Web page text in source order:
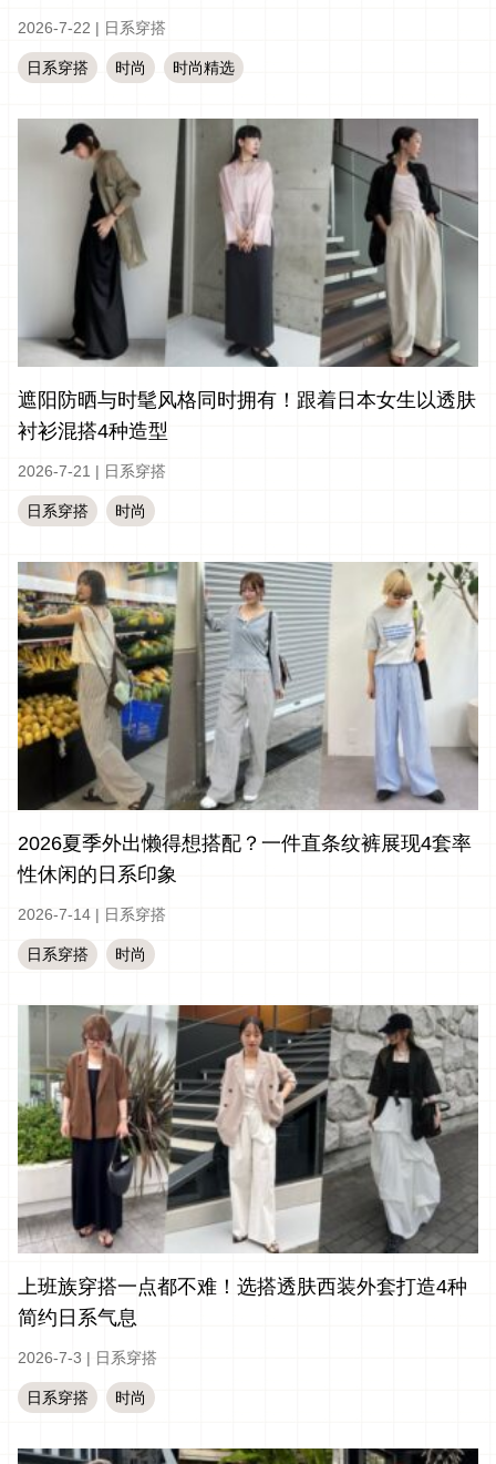
2026-7-22 | 日系穿搭
日系穿搭 时尚 时尚精选
遮阳防晒与时髦风格同时拥有！跟着日本女生以透肤
衬衫混搭4种造型
2026-7-21 | 日系穿搭
日系穿搭 时尚
2026夏季外出懒得想搭配？一件直条纹裤展现4套率
性休闲的日系印象
2026-7-14 | 日系穿搭
日系穿搭 时尚
上班族穿搭一点都不难！选搭透肤西装外套打造4种
简约日系气息
2026-7-3 | 日系穿搭
日系穿搭 时尚